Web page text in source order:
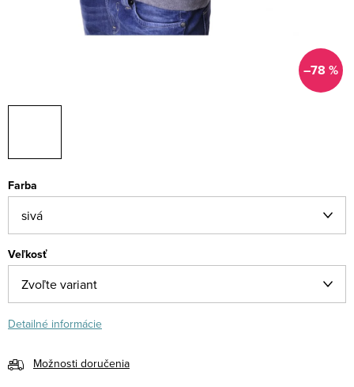
–78 %
Farba
Veľkosť
Detailné informácie
Možnosti doručenia